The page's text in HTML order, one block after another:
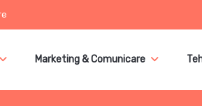
Marketing & Comunicare